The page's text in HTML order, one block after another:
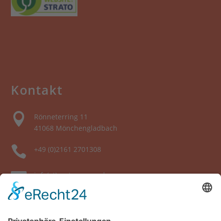
Kontakt

Rönneterring 11
41068 Mönchengladbach
 +49 (0)2161 2701308
 info(at)partnerauge.de